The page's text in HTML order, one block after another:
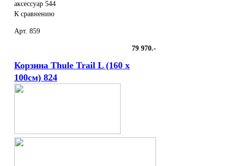
аксессуар 544
К сравнению
Арт. 859
79 970.-
Корзина Thule Trail L (160 х
100см) 824